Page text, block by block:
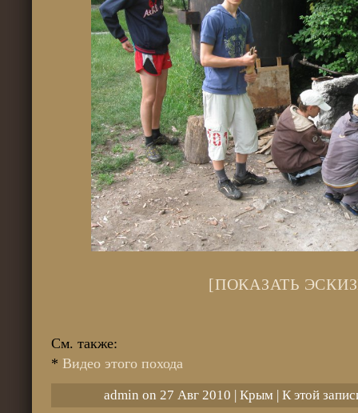
[ПОКАЗАТЬ
См. также:
*Видео этого похода
admin on 27 Авг 2010 | Крым| К этой